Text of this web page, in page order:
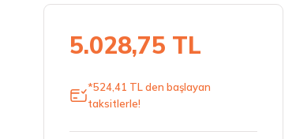
5.028,75 TL
*524,41 TL den başlayan
taksitlerle!